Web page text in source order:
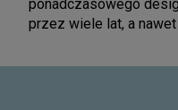
ponadczasowego
przez wiele lat, a